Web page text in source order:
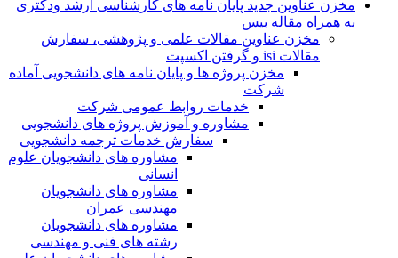
مخزن عناوین جدید پایان نامه های کارشناسی ارشد ودکتری
به همراه مقاله بیس
مخزن عناوین مقالات علمی و پژوهشی، سفارش
مقالات isi و گرفتن اکسپت
مخزن پروژه ها و پایان نامه های دانشجویی آماده
شرکت
خدمات روابط عمومی شرکت
مشاوره و آموزش پروژه های دانشجویی
سفارش خدمات ترجمه دانشجویی
مشاوره های دانشجویان علوم
انسانی
مشاوره های دانشجویان
مهندسی عمران
مشاوره های دانشجویان
رشته های فنی و مهندسی